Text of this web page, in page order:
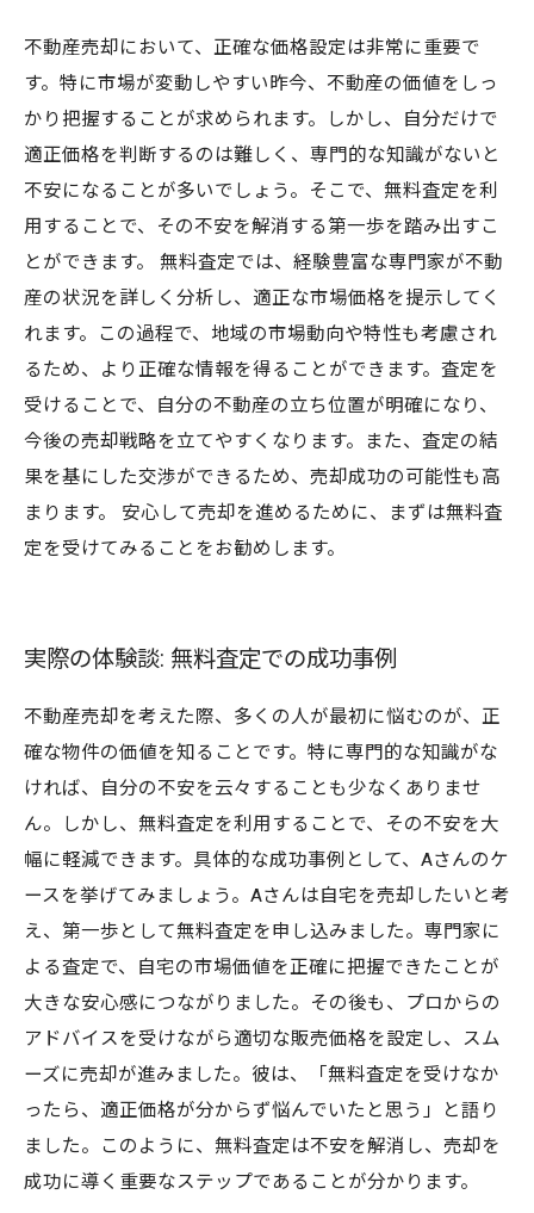
不動産売却において、正確な価格設定は非常に重要で
す。特に市場が変動しやすい昨今、不動産の価値をしっ
かり把握することが求められます。しかし、自分だけで
適正価格を判断するのは難しく、専門的な知識がないと
不安になることが多いでしょう。そこで、無料査定を利
用することで、その不安を解消する第一歩を踏み出すこ
とができます。 無料査定では、経験豊富な専門家が不動
産の状況を詳しく分析し、適正な市場価格を提示してく
れます。この過程で、地域の市場動向や特性も考慮され
るため、より正確な情報を得ることができます。査定を
受けることで、自分の不動産の立ち位置が明確になり、
今後の売却戦略を立てやすくなります。また、査定の結
果を基にした交渉ができるため、売却成功の可能性も高
まります。 安心して売却を進めるために、まずは無料査
定を受けてみることをお勧めします。
実際の体験談: 無料査定での成功事例
不動産売却を考えた際、多くの人が最初に悩むのが、正
確な物件の価値を知ることです。特に専門的な知識がな
ければ、自分の不安を云々することも少なくありませ
ん。しかし、無料査定を利用することで、その不安を大
幅に軽減できます。具体的な成功事例として、Aさんのケ
ースを挙げてみましょう。Aさんは自宅を売却したいと考
え、第一歩として無料査定を申し込みました。専門家に
よる査定で、自宅の市場価値を正確に把握できたことが
大きな安心感につながりました。その後も、プロからの
アドバイスを受けながら適切な販売価格を設定し、スム
ーズに売却が進みました。彼は、「無料査定を受けなか
ったら、適正価格が分からず悩んでいたと思う」と語り
ました。このように、無料査定は不安を解消し、売却を
成功に導く重要なステップであることが分かります。